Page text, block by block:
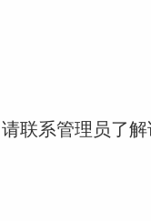
联系管理员了